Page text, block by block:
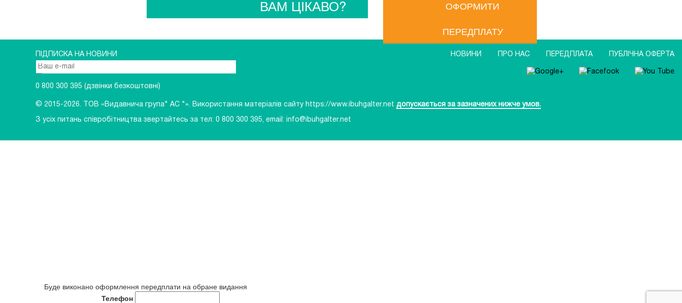
ВАМ ЦІКАВО?
ОФОРМИТИ
ПЕРЕДПЛАТУ
ПІДПИСКА НА НОВИНИ
0 800 300 395 (дзвінки безкоштовні)
НОВИНИ ПРО НАС ПЕРЕДПЛАТА ПУБЛIЧНА ОФЕРТА
© 2015-2026. ТОВ «Видавнича група" АС "». Використання матеріалів сайту https://www.ibuhgalter.net допускається за зазначених нижче умов.
З усіх питань співробітництва звертайтесь за тел: 0 800 300 395, email: info@ibuhgalter.net
Буде виконано оформлення передплати на обране видання
Телефон